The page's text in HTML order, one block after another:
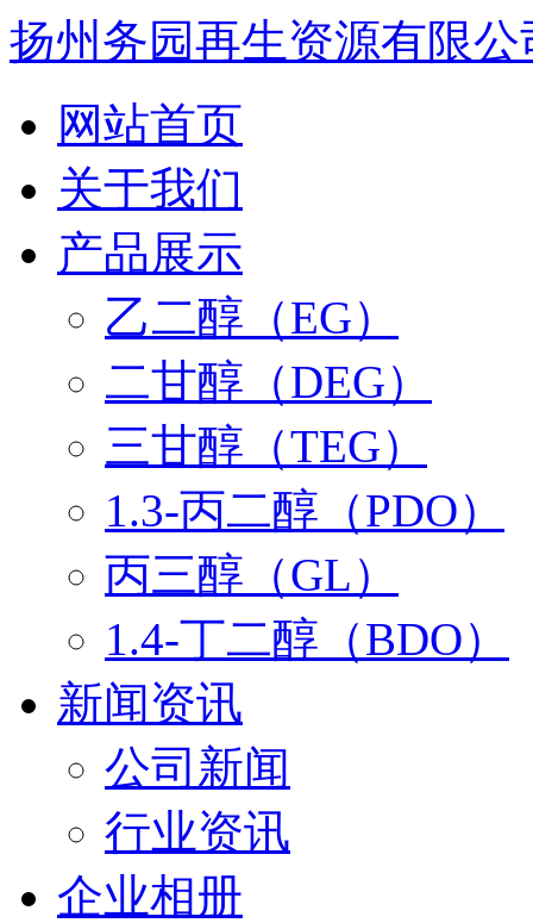
扬州务园再生资源有限公
网站首页
关于我们
产品展示
乙二醇（EG）
二甘醇（DEG）
三甘醇（TEG）
1.3-丙二醇（PDO）
丙三醇（GL）
1.4-丁二醇（BDO）
新闻资讯
公司新闻
行业资讯
企业相册